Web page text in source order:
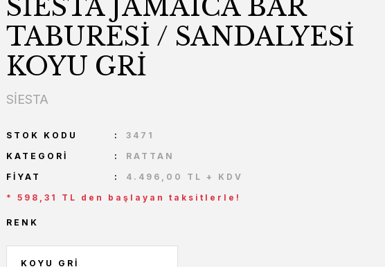
SİESTA JAMAICA BAR
TABURESİ / SANDALYESİ
KOYU GRİ
SİESTA
STOK KODU
3471
KATEGORI
RATTAN
FIYAT
4.496,00 TL + KDV
* 598,31 TL den başlayan taksitlerle!
RENK